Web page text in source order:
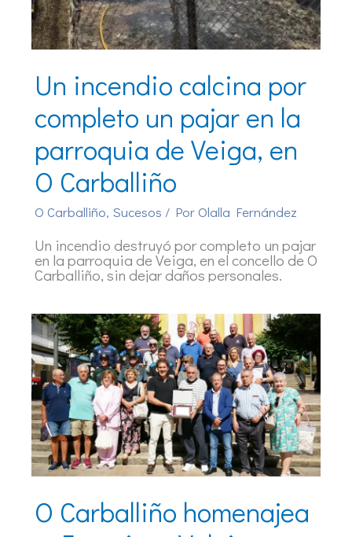
Un incendio calcina por
completo un pajar en la
parroquia de Veiga, en
O Carballiño
O Carballiño, Sucesos / PorOlalla Fernández
Un incendio destruyó por completo un pajar
en la parroquia de Veiga, en el concello de O
Carballiño, sin dejar daños personales.
O Carballiño homenajea